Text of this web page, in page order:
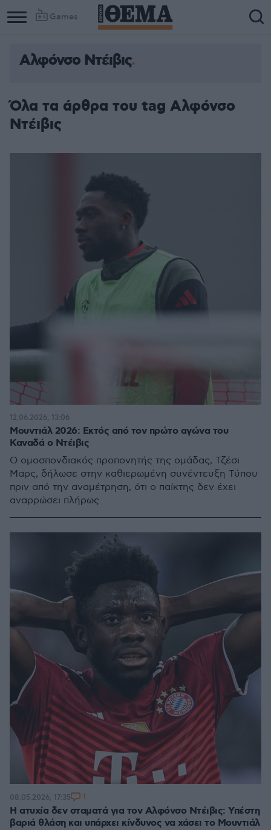
Games
Αλφόνσο Ντέιβις
Όλα τα άρθρα του tag Αλφόνσο
Ντέιβις
Μουντιάλ 2026: Εκτός από τον πρώτο αγώνα του
Καναδά ο Ντέιβις
O ομοσπονδιακός προπονητής της ομάδας, Τζέσι
Μαρς, δήλωσε στην καθιερωμένη συνέντευξη Τύπου
πριν από την αναμέτρηση, ότι ο παίκτης δεν έχει
αναρρώσει πλήρως
12.06.2026, 13:06
Η ατυχία δεν σταματά για τον Αλφόνσο Ντέιβις: Υπέστη
βαριά θλάση και υπάρχει κίνδυνος να χάσει το Μουντιάλ
08.05.2026, 17:35 1